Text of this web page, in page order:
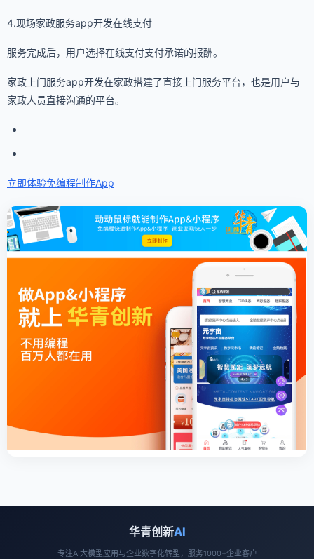
4.现场家政服务app开发在线支付
服务完成后，用户选择在线支付支付承诺的报酬。
家政上门服务app开发在家政搭建了直接上门服务平台，也是用户与
家政人员直接沟通的平台。
立即体验免编程制作App
华青创新AI
专注AI大模型应用与企业数字化转型，服务1000+企业客户